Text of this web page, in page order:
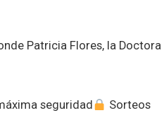
Patricia Flores, la Doctora
seguridad
Sorteos